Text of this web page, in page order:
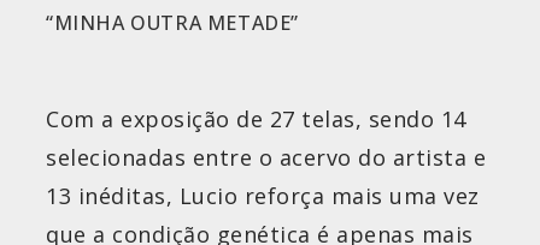
“MINHA OUTRA METADE”
Com a exposição de 27 telas, sendo 14
selecionadas entre o acervo do artista e
13 inéditas, Lucio reforça mais uma vez
que a condição genética é apenas mais